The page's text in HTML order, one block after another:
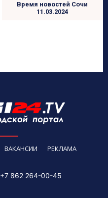
Время новостей Сочи
11.03.2024
ВАКАНСИИ РЕКЛАМА
+7 862 264-00-45